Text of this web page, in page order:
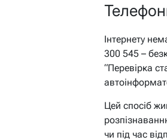
Інтернету
300 545 –
“Перевірка
Цей спосіб
чи під час